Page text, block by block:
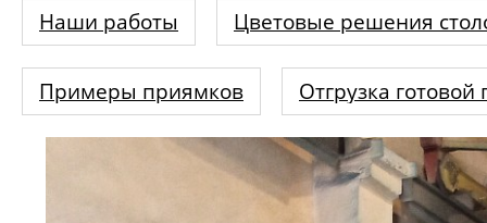
Наши работы Цветовые решения
Примеры приямков Отгрузка